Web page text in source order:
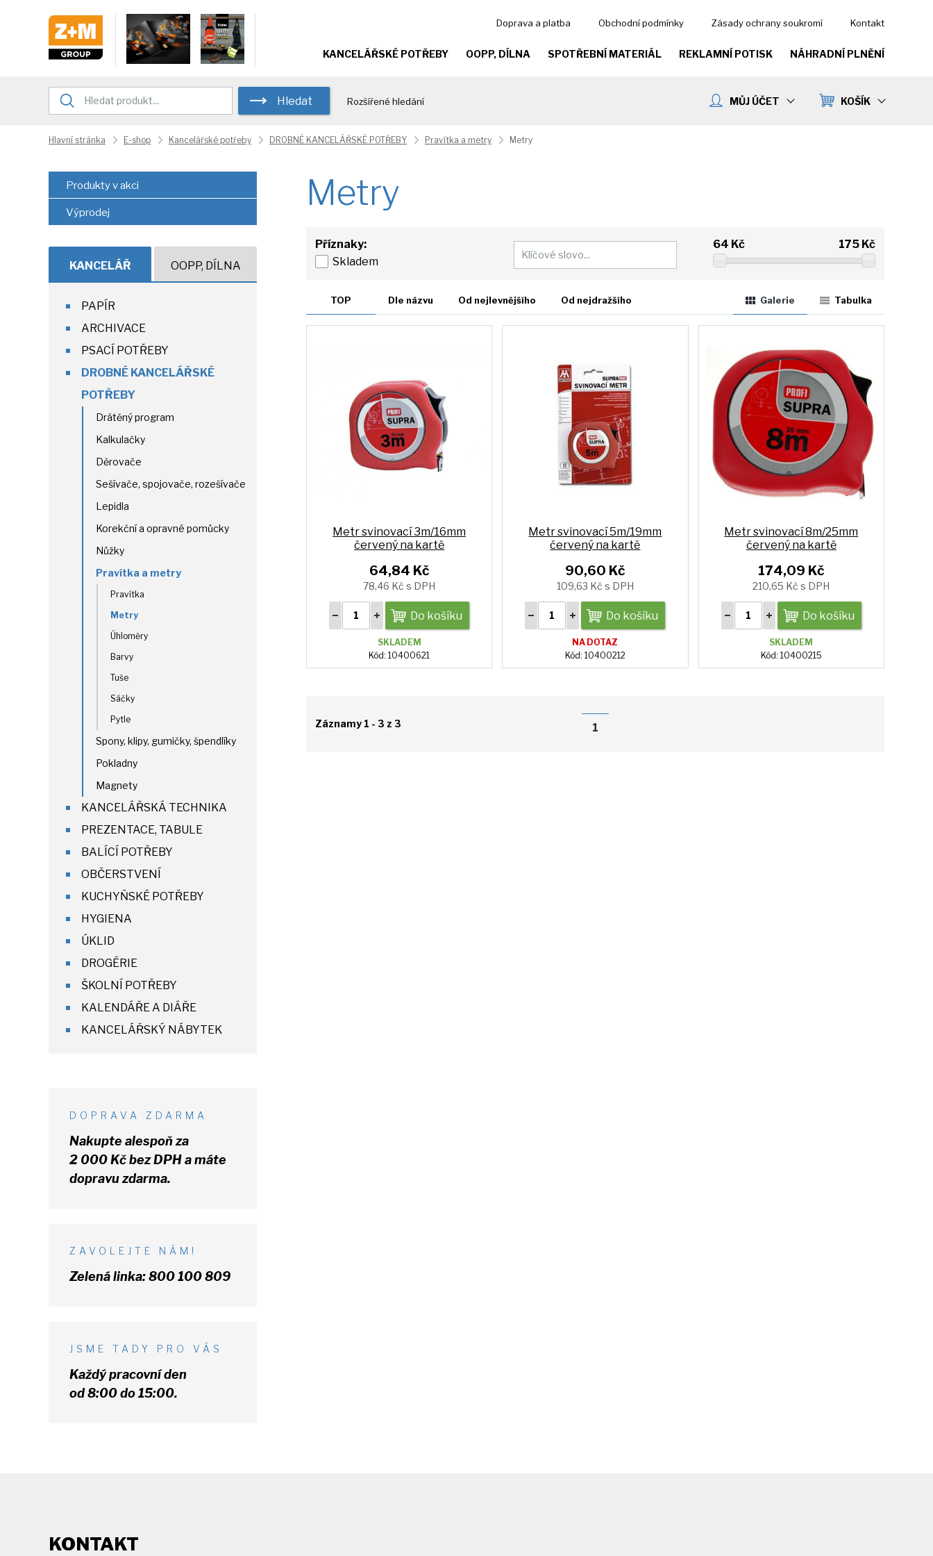
Doprava a platba Obchodní podmínky Zásady ochrany soukromí Kontakt
KANCELÁŘSKÉ POTŘEBY OOPP, DÍLNA SPOTŘEBNÍ MATERIÁL REKLAMNÍ POTISK NÁHRADNÍ PLNĚNÍ
Hledat Rozšířené hledání KOŠÍK
MŮJ ÚČET
Hlavní stránka E-shop Kancelářské potřeby DROBNÉ KANCELÁŘSKÉ POTŘEBY Pravítka a metry Metry
Metry
Příznaky:
Skladem
64 Kč 175Kč
TOP Dle názvu Od nejlevnějšího Od nejdražšího Tabulka
Galerie
Metr svinovací 3m/16mm
červený na kartě
64,84 Kč
78,46 Kč s DPH
Do košíku
SKLADEM
Kód: 10400621
Metr svinovací 5m/19mm
červený na kartě
90,60 Kč
109,63 Kč s DPH
Do košíku
NA DOTAZ
Kód: 10400212
Metr svinovací 8m/25mm
červený na kartě
174,09 Kč
210,65 Kč s DPH
Do košíku
SKLADEM
Kód: 10400215
Záznamy 1 - 3 z 3 1
Produkty v akci
Výprodej
KANCELÁŘ OOPP, DÍLNA
PAPÍR
ARCHIVACE
PSACÍ POTŘEBY
DROBNÉ KANCELÁŘSKÉ
POTŘEBY
Drátěný program
Kalkulačky
Děrovače
Sešívače, spojovače, rozešívače
Lepidla
Korekční a opravné pomůcky
Nůžky
Pravítka a metry
Pravítka
Metry
Úhloměry
Barvy
Tuše
Sáčky
Pytle
Spony, klipy, gumičky, špendlíky
Pokladny
Magnety
KANCELÁŘSKÁ TECHNIKA
PREZENTACE, TABULE
BALÍCÍ POTŘEBY
OBČERSTVENÍ
KUCHYŇSKÉ POTŘEBY
HYGIENA
ÚKLID
DROGÉRIE
ŠKOLNÍ POTŘEBY
KALENDÁŘE A DIÁŘE
KANCELÁŘSKÝ NÁBYTEK
DOPRAVA ZDARMA
Nakupte alespoň za
2 000 Kčbez DPHa máte
dopravu zdarma.
ZAVOLEJTE NÁM!
Zelená linka:800 100 809
JSME TADY PRO VÁS
Každý pracovní den
od 8:00 do 15:00.
KONTAKT